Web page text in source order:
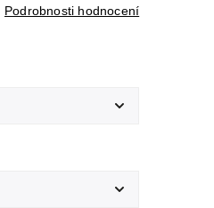
Podrobnosti hodnocení